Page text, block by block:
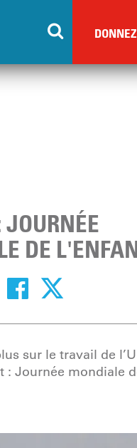
DONNEZ
DE
sur le travail de
: Journée mondiale